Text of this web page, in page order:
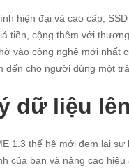
hiện đại và cao cấp,
tiền, cộng thêm với
vào công nghệ mới nhất
đến cho người dùng một
dữ liệu
1.3 thế hệ mới đem lại sự
của bạn và nâng cao